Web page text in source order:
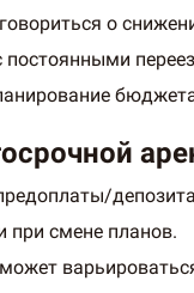
о
при смене планов.